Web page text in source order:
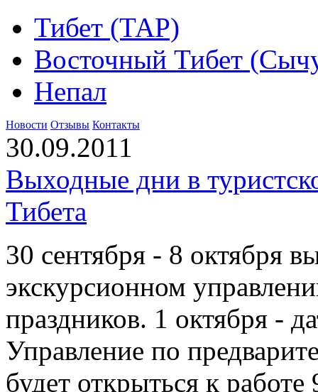
Тибет (ТАР)
Восточный Тибет
Непал
Новости Отзывы Контакты
30.09.2011
Выходные дни в
Тибета
30 сентября - 8 октября
экскурсионном
праздников. 1 октября -
Управление по
будет открыться к работе